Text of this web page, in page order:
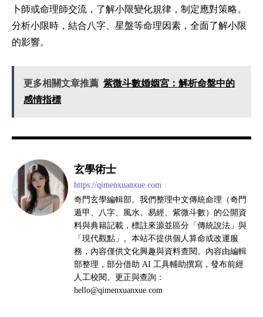
卜師或命理師交流，了解小限變化規律，制定應對策略。
分析小限時，結合八字、星盤等命理因素，全面了解小限
的影響。
更多相關文章推薦 紫微斗數婚姻宮：解析命盤中的
感情指標
玄學術士
https://qimenxuanxue.com
奇門玄學編輯部。我們整理中文傳統命理（奇門
遁甲、八字、風水、易經、紫微斗數）的公開資
料與典籍記載，標註來源並區分「傳統說法」與
「現代觀點」。本站不提供個人算命或改運服
務，內容僅供文化興趣與資料查閱。內容由編輯
部整理，部分借助 AI 工具輔助撰寫，發布前經
人工校閱。更正與查詢：
hello@qimenxuanxue.com